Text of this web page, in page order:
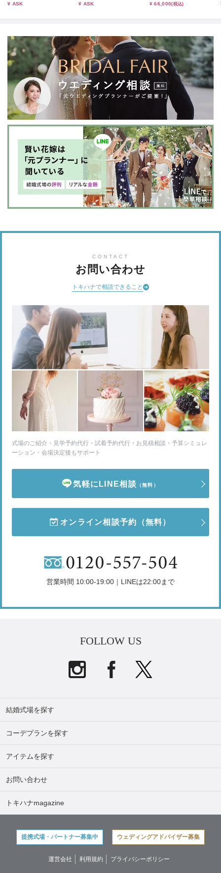
¥ ASK ¥ ASK ¥ 66,000(税込)
CONTACT
お問い合わせ
トキハナで相談できること
式場のご紹介・見学予約代行・試着予約代行・お見積相談・予算シミュレ
ーション・会場決定後もサポート
気軽にLINE相談 （無料）
オンライン相談予約 （無料）
営業時間 10:00-19:00｜LINEは22:00まで
FOLLOW US
結婚式場を探す
コーデプランを探す
アイテムを探す
お問い合わせ
トキハナmagazine
提携式場・パートナー募集中 ウェディングアドバイザー募集
運営会社 利用規約 プライバシーポリシー